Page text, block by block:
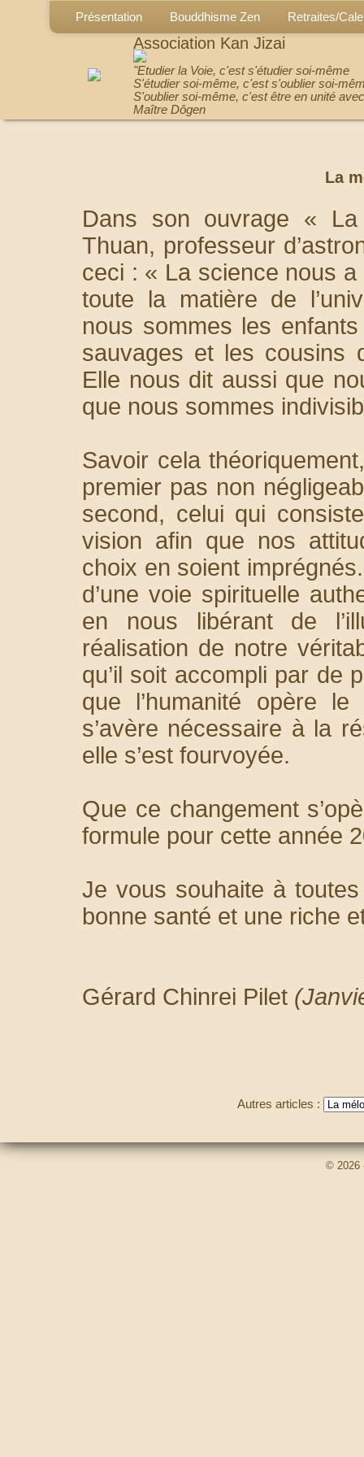
Présentation Bouddhisme Zen Retraites/
Association Kan Jizai
"Etudier la Voie, c'est s'étudier soi-même
S'étudier soi-même, c'est s'oublier soi-
S'oublier soi-même, c'est être en unité
Maître Dôgen
La
Dans son ouvrage «
Thuan, professeur
ceci : « La science nous
toute la matière de
nous sommes les
sauvages et les cousins
Elle nous dit aussi que
que nous sommes
Savoir cela
premier pas non
second, celui qui
vision afin que nos
choix en soient
d’une voie spirituelle
en nous libérant de
réalisation de notre
qu’il soit accompli par de
que l’humanité opère
s’avère nécessaire à la
elle s’est fourvoyée.
Que ce changement
formule pour cette année
Je vous souhaite à
bonne santé et une riche
Gérard Chinrei Pilet
Autres articles :
© 2026